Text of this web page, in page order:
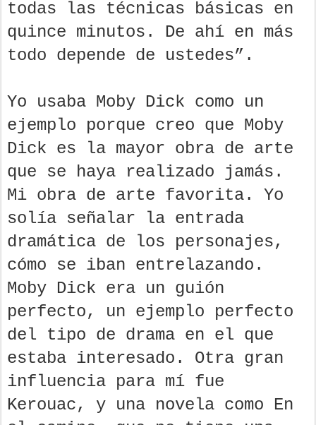
todas las técnicas básicas en
quince minutos. De ahí en más
todo depende de ustedes”.
Yo usaba Moby Dick como un
ejemplo porque creo que Moby
Dick es la mayor obra de arte
que se haya realizado jamás.
Mi obra de arte favorita. Yo
solía señalar la entrada
dramática de los personajes,
cómo se iban entrelazando.
Moby Dick era un guión
perfecto, un ejemplo perfecto
del tipo de drama en el que
estaba interesado. Otra gran
influencia para mí fue
Kerouac, y una novela como En